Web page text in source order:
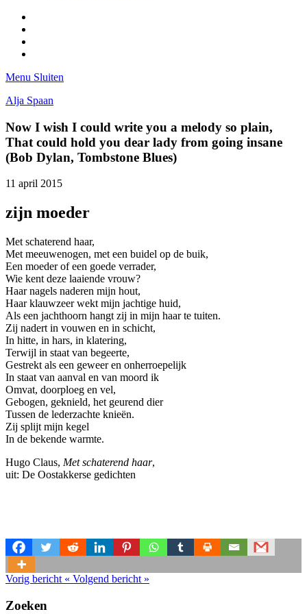
Menu Sluiten
Alja Spaan
Now I wish I could write you a melody so plain,
That could hold you dear lady from going insane
(Bob Dylan, Tombstone Blues)
11 april 2015
zijn moeder
Met schaterend haar,
Met meeuwenogen, met een buidel op de buik,
Een moeder of een goede verrader,
Wie kent deze laaiende vrouw?
Haar nagels naderen mijn hout,
Haar klauwzeer wekt mijn jachtige huid,
Als een jachthoorn hangt zij in mijn haar te tuiten.
Zij nadert in vouwen en in schicht,
In hitte, in hars, in klatering,
Terwijl in staat van begeerte,
Gestrekt als een geweer en onherroepelijk
In staat van aanval en van moord ik
Omvat, doorploeg en vel,
Gebogen, geknield, het geurend dier
Tussen de lederzachte knieën.
Zij splijt mijn kegel
In de bekende warmte.
Hugo Claus, Met schaterend haar,
uit: De Oostakkerse gedichten
Vorig bericht « Volgend bericht »
Zoeken